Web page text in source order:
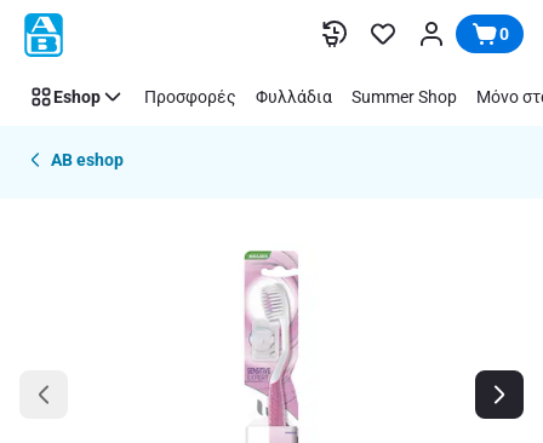
Παράλειψη 0
Eshop Προσφορές Φυλλάδια Summer Shop Μόνο
AB eshop